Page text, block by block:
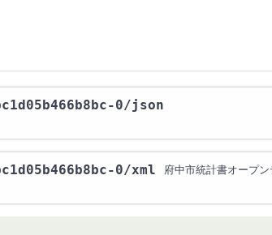
0/json
0/xml 府中市統計書オープ